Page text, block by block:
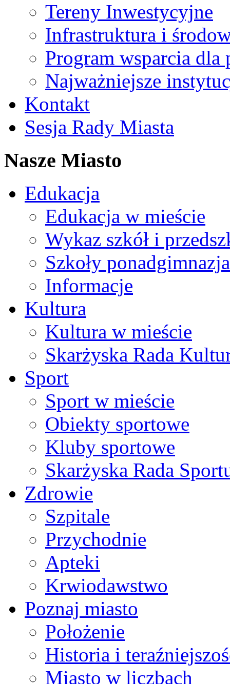
Tereny Inwestycyjne
Infrastruktura i
Program wsparcia
Najważniejsze
Kontakt
Sesja Rady Miasta
Nasze Miasto
Edukacja
Edukacja w mieście
Wykaz szkół i
Szkoły
Informacje
Kultura
Kultura w mieście
Skarżyska Rada
Sport
Sport w mieście
Obiekty sportowe
Kluby sportowe
Skarżyska Rada
Zdrowie
Szpitale
Przychodnie
Apteki
Krwiodawstwo
Poznaj miasto
Położenie
Historia i
Miasto w liczbach